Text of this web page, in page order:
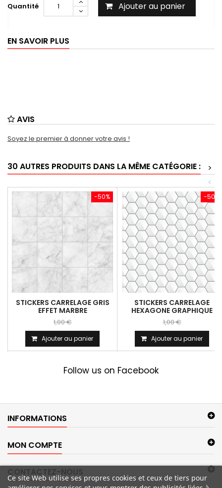
Quantité Ajouter au panier
EN SAVOIR PLUS
AVIS
Soyez le premier à donner votre avis !
30 AUTRES PRODUITS DANS LA MÊME CATÉGORIE :
>
<
STICKERS CARRELAGE GRIS
EFFET MARBRE
1,00 €
-50%
Ajouter au panier
STICKERS CARRELAGE
HEXAGONE GRAPHIQUE
1,00 €
-50%
Ajouter au panier
Follow us on Facebook
INFORMATIONS
MON COMPTE
CONTACTEZ-NOUS
Ce site Web utilise ses propres cookies et ceux de tiers pour